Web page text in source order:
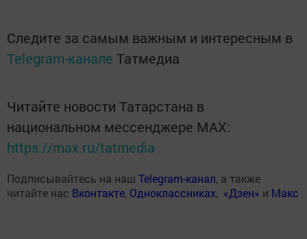
Следите за самым важным и интересным в
Telegram-канале Татмедиа
Читайте новости Татарстана в
национальном мессенджере MАХ:
https://max.ru/tatmedia
Подписывайтесь на наш Telegram-канал, а также
читайте нас Вконтакте, Одноклассниках, «Дзен» и Макс